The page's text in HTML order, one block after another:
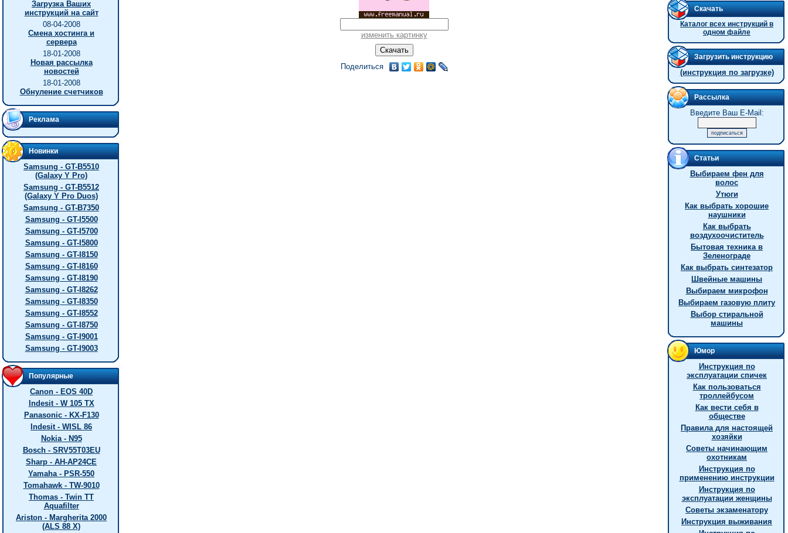
Загрузка Ваших
инструкций на сайт
08-04-2008
Смена хостинга и
сервера
18-01-2008
Новая рассылка
новостей
18-01-2008
Обнуление счетчиков
Реклама
Новинки
Samsung - GT-B5510
(Galaxy Y Pro)
Samsung - GT-B5512
(Galaxy Y Pro Duos)
Samsung - GT-B7350
Samsung - GT-I5500
Samsung - GT-I5700
Samsung - GT-I5800
Samsung - GT-I8150
Samsung - GT-I8160
Samsung - GT-I8190
Samsung - GT-I8262
Samsung - GT-I8350
Samsung - GT-I8552
Samsung - GT-I8750
Samsung - GT-I9001
Samsung - GT-I9003
Популярные
Canon - EOS 40D
Indesit - W 105 TX
Panasonic - KX-F130
Indesit - WISL 86
Nokia - N95
Bosch - SRV55T03EU
Sharp - AH-AP24CE
Yamaha - PSR-550
Tomahawk - TW-9010
Thomas - Twin TT
Aquafilter
Ariston - Margherita 2000
(ALS 88 X)
изменить картинку
Поделиться
Скачать
Каталог всех инструкций в
одном файле
Загрузить инструкцию
(инструкция по загрузке)
Рассылка
Введите Ваш E-Mail:
Статьи
Выбираем фен для
волос
Утюги
Как выбрать хорошие
наушники
Как выбрать
воздухоочиститель
Бытовая техника в
Зеленограде
Как выбрать синтезатор
Швейные машины
Выбираем микрофон
Выбираем газовую плиту
Выбор стиральной
машины
Юмор
Инструкция по
эксплуатации спичек
Как пользоваться
троллейбусом
Как вести себя в
обществе
Правила для настоящей
хозяйки
Советы начинающим
охотникам
Инструкция по
применению инструкции
Инструкция по
эксплуатации женщины
Советы экзаменатору
Инструкция выживания